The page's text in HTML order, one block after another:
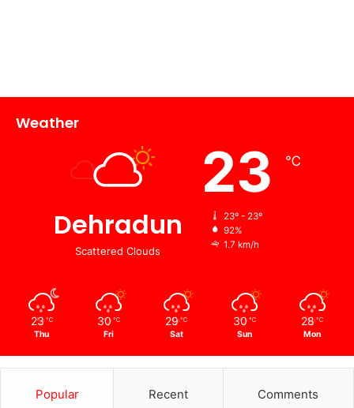
Weather
Dehradun
Scattered Clouds
23 ℃
23º - 23º
92%
1.7 km/h
23 ℃
Thu
30 ℃
Fri
29 ℃
Sat
30 ℃
Sun
28 ℃
Mon
Popular Recent Comments